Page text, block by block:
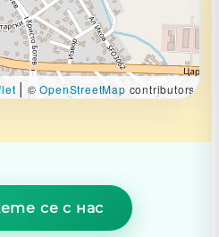
| ©OpenStreetMap contributors
се с нас